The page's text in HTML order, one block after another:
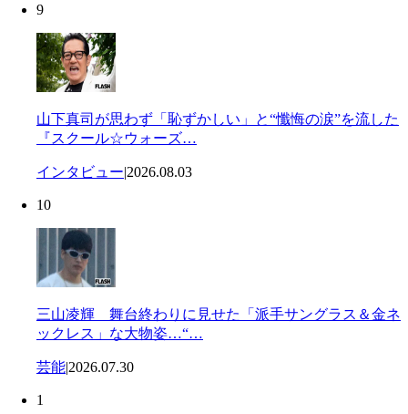
9
山下真司が思わず「恥ずかしい」と“懺悔の涙”を流した
『スクール☆ウォーズ…
インタビュー|2026.08.03
10
三山凌輝 舞台終わりに見せた「派手サングラス＆金ネ
ックレス」な大物姿…“…
芸能|2026.07.30
1